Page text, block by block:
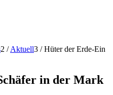
2 / Aktuell3 / Hüter der Erde-Ein
in der Mark